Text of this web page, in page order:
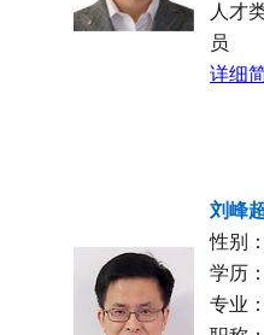
人才
员
详细
刘峰
性别
学历
专业